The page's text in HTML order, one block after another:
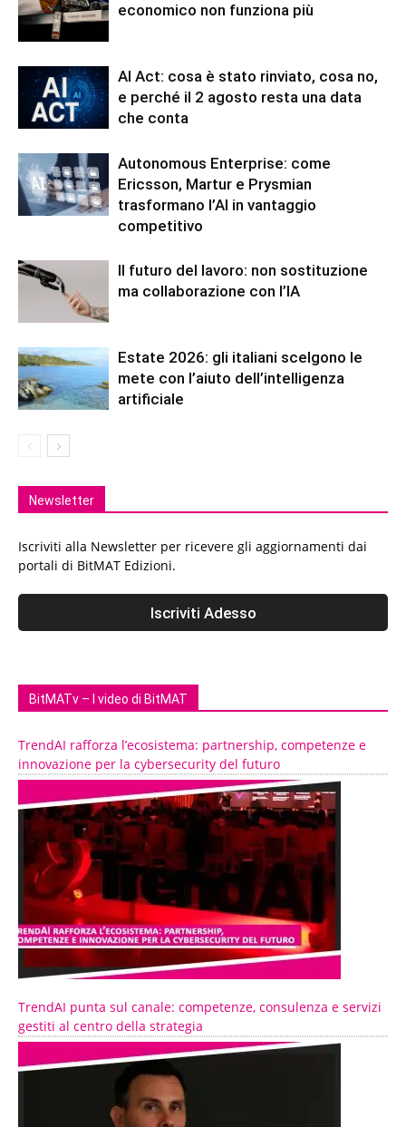
economico non funziona più
AI Act: cosa è stato rinviato, cosa no,
e perché il 2 agosto resta una data
che conta
Autonomous Enterprise: come
Ericsson, Martur e Prysmian
trasformano l’AI in vantaggio
competitivo
Il futuro del lavoro: non sostituzione
ma collaborazione con l’IA
Estate 2026: gli italiani scelgono le
mete con l’aiuto dell’intelligenza
artificiale
Newsletter
Iscriviti alla Newsletter per ricevere gli aggiornamenti dai
portali di BitMAT Edizioni.
BitMATv – I video di BitMAT
TrendAI rafforza l’ecosistema: partnership, competenze e
innovazione per la cybersecurity del futuro
TrendAI punta sul canale: competenze, consulenza e servizi
gestiti al centro della strategia